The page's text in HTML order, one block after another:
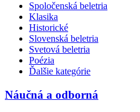
Spoločenská beletria
Klasika
Historické
Slovenská beletria
Svetová beletria
Poézia
Ďalšie kategórie
Náučná a odborná